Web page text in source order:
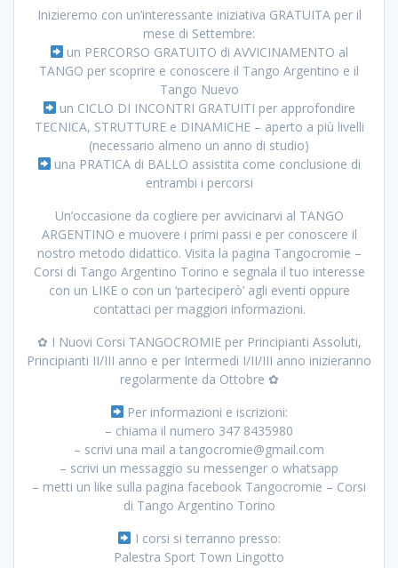
Inizieremo con un’interessante iniziativa GRATUITA per il
mese di Settembre:
un PERCORSO GRATUITO di AVVICINAMENTO al
TANGO per scoprire e conoscere il Tango Argentino e il
Tango Nuevo
un CICLO DI INCONTRI GRATUITI per approfondire
TECNICA, STRUTTURE e DINAMICHE – aperto a più livelli
(necessario almeno un anno di studio)
una PRATICA di BALLO assistita come conclusione di
entrambi i percorsi
Un’occasione da cogliere per avvicinarvi al TANGO
ARGENTINO e muovere i primi passi e per conoscere il
nostro metodo didattico. Visita la pagina Tangocromie –
Corsi di Tango Argentino Torino e segnala il tuo interesse
con un LIKE o con un ‘parteciperò’ agli eventi oppure
contattaci per maggiori informazioni.
✿ I Nuovi Corsi TANGOCROMIE per Principianti Assoluti,
Principianti II/III anno e per Intermedi I/II/III anno inizieranno
regolarmente da Ottobre ✿
Per informazioni e iscrizioni:
– chiama il numero 347 8435980
– scrivi una mail a tangocromie@gmail.com
– scrivi un messaggio su messenger o whatsapp
– metti un like sulla pagina facebook Tangocromie – Corsi
di Tango Argentino Torino
I corsi si terranno presso:
Palestra Sport Town Lingotto